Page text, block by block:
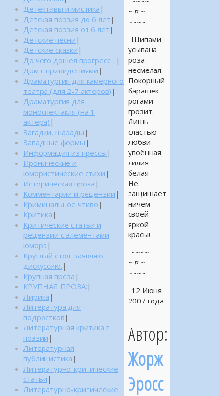
~ ¤ ~
~~~~
Шипами
усыпана
роза
несмелая.
Покорный
барашек
рогами
грозит.
Лишь
сластью
любви
упоённая
лилия
белая
Не
защищает
ничем
своей
яркой
красы!
~~~~
~ ¤ ~
~~~~
12 Июня
2007 года
Автор:
Жорж
Эросс
Детективы и мистика |
Детская поэзия до 6 лет |
Детская поэзия от 6 лет |
Детские песни |
Детские сказки |
До чего дошел прогресс… |
Дом с привидениями |
Драматургия для камерного
театра (для 2-7 актеров) |
Драматургия для
моноспектакля (на 1
актера) |
Загадки, шарады |
Западные формы |
Информация из прессы |
Иронические и
юмористические стихи |
Историческая проза |
Комментарии и рецензии |
Криминальное чтиво |
Критика |
Критические статьи и
рецензии с элементами
юмора |
Круглый стол: заявляю
дискуссию. |
Крупная проза |
КРУПНАЯ ПРОЗА: |
Лирика |
Литература для
подростков |
Литературная критика в
поэзии |
Литературная
публицистика |
Литературно-критические
статьи |
Литературно-критические